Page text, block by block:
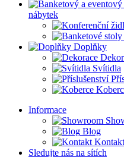
nábytek
Doplňky
Svítidla
Informace
Blog
Kontakt
Sledujte nás na sítích